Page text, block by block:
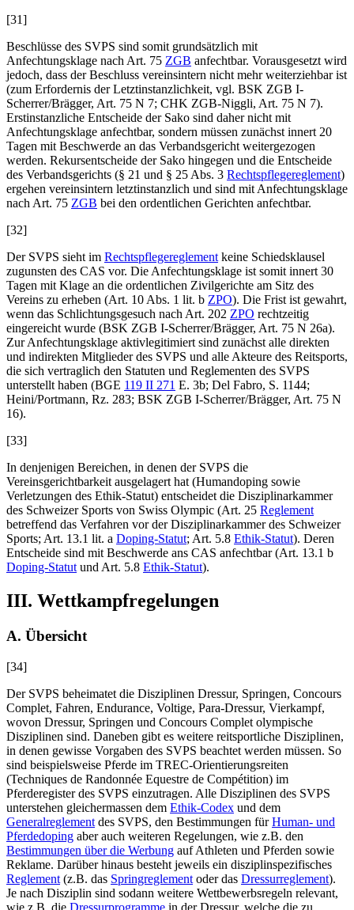
[31]
Beschlüsse des SVPS sind somit grundsätzlich mit
Anfechtungsklage nach Art. 75 ZGB anfechtbar. Vorausgesetzt wird
jedoch, dass der Beschluss vereinsintern nicht mehr weiterziehbar ist
(zum Erfordernis der Letztinstanzlichkeit, vgl. BSK ZGB I-
Scherrer/Brägger, Art. 75 N 7; CHK ZGB-Niggli, Art. 75 N 7).
Erstinstanzliche Entscheide der Sako sind daher nicht mit
Anfechtungsklage anfechtbar, sondern müssen zunächst innert 20
Tagen mit Beschwerde an das Verbandsgericht weitergezogen
werden. Rekursentscheide der Sako hingegen und die Entscheide
des Verbandsgerichts (§ 21 und § 25 Abs. 3 Rechtspflegereglement)
ergehen vereinsintern letztinstanzlich und sind mit Anfechtungsklage
nach Art. 75 ZGB bei den ordentlichen Gerichten anfechtbar.
[32]
Der SVPS sieht im Rechtspflegereglement keine Schiedsklausel
zugunsten des CAS vor. Die Anfechtungsklage ist somit innert 30
Tagen mit Klage an die ordentlichen Zivilgerichte am Sitz des
Vereins zu erheben (Art. 10 Abs. 1 lit. b ZPO). Die Frist ist gewahrt,
wenn das Schlichtungsgesuch nach Art. 202 ZPO rechtzeitig
eingereicht wurde (BSK ZGB I-Scherrer/Brägger, Art. 75 N 26a).
Zur Anfechtungsklage aktivlegitimiert sind zunächst alle direkten
und indirekten Mitglieder des SVPS und alle Akteure des Reitsports,
die sich vertraglich den Statuten und Reglementen des SVPS
unterstellt haben (BGE 119 II 271 E. 3b; Del Fabro, S. 1144;
Heini/Portmann, Rz. 283; BSK ZGB I-Scherrer/Brägger, Art. 75 N
16).
[33]
In denjenigen Bereichen, in denen der SVPS die
Vereinsgerichtbarkeit ausgelagert hat (Humandoping sowie
Verletzungen des Ethik-Statut) entscheidet die Disziplinarkammer
des Schweizer Sports von Swiss Olympic (Art. 25 Reglement
betreffend das Verfahren vor der Disziplinarkammer des Schweizer
Sports; Art. 13.1 lit. a Doping-Statut; Art. 5.8 Ethik-Statut). Deren
Entscheide sind mit Beschwerde ans CAS anfechtbar (Art. 13.1 b
Doping-Statut und Art. 5.8 Ethik-Statut).
III. Wettkampfregelungen
A. Übersicht
[34]
Der SVPS beheimatet die Disziplinen Dressur, Springen, Concours
Complet, Fahren, Endurance, Voltige, Para-Dressur, Vierkampf,
wovon Dressur, Springen und Concours Complet olympische
Disziplinen sind. Daneben gibt es weitere reitsportliche Disziplinen,
in denen gewisse Vorgaben des SVPS beachtet werden müssen. So
sind beispielsweise Pferde im TREC-Orientierungsreiten
(Techniques de Randonnée Equestre de Compétition) im
Pferderegister des SVPS einzutragen. Alle Disziplinen des SVPS
unterstehen gleichermassen dem Ethik-Codex und dem
Generalreglement des SVPS, den Bestimmungen fürHuman- und
Pferdedoping aber auch weiteren Regelungen, wie z.B. den
Bestimmungen über die Werbung auf Athleten und Pferden sowie
Reklame. Darüber hinaus besteht jeweils ein disziplinspezifisches
Reglement (z.B. das Springreglement oder das Dressurreglement).
Je nach Disziplin sind sodann weitere Wettbewerbsregeln relevant,
wie z.B. die Dressurprogramme in der Dressur, welche die zu